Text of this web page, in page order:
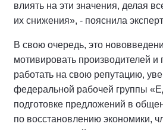
влиять на эти значения, делая
их снижения», - пояснила
В свою очередь, это
мотивировать производителей и
работать на свою репутацию,
федеральной рабочей группы
подготовке предложений в
по восстановлению экономики,